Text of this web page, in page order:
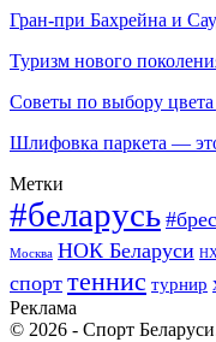
Гран-при Бахрейна и
Туризм нового
Советы по выбору цвета
Шлифовка паркета —
Метки
#беларусь
Москва НОК Беларуси
спорт теннис турнир
Реклама
© 2026 - Спорт